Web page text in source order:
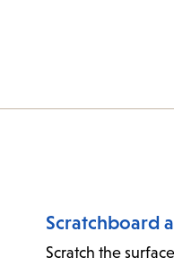
Scratchboard
Scratch the